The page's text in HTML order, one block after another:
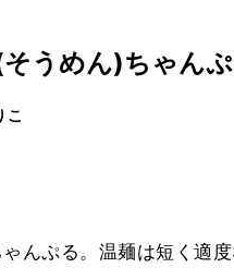
うめん)ちゃんぷ
こ
んぷる。温麺は短く適